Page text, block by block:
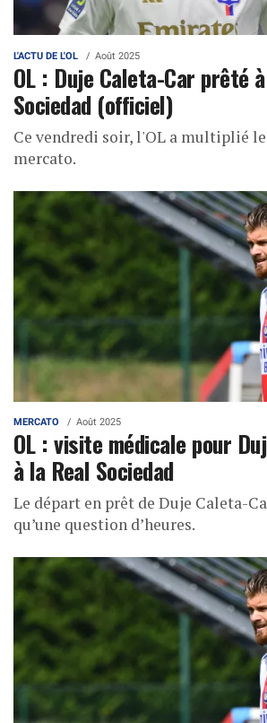
L'ACTU DE L'OL Août 2025
OL : Duje Caleta-Car prêté
Sociedad (officiel)
Ce vendredi soir, l'OL a multiplié
mercato.
MERCATO Août 2025
OL : visite médicale pour
à la Real Sociedad
Le départ en prêt de Duje Caleta-
qu’une question d’heures.